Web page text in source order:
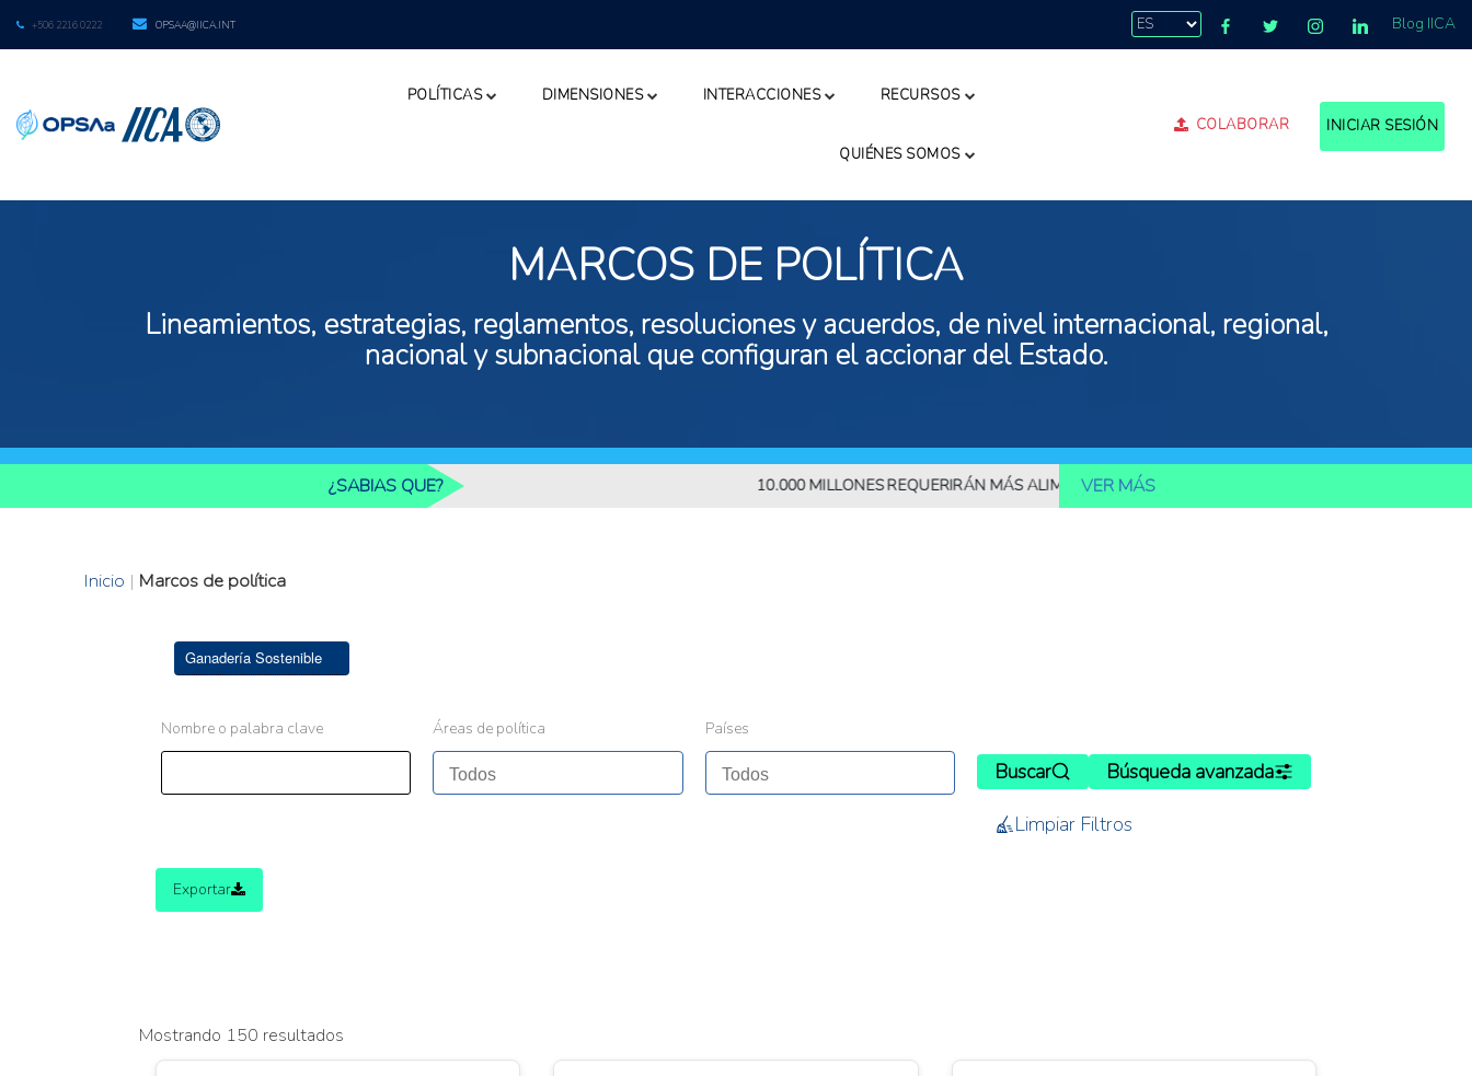
+506 2216 0222 OPSAA@IICA.INT Blog IICA
POLÍTICAS DIMENSIONES INTERACCIONES RECURSOS
QUIÉNES SOMOS
COLABORAR INICIAR SESIÓN
MARCOS DE POLÍTICA
Lineamientos, estrategias, reglamentos, resoluciones y acuerdos, de nivel internacional, regional,
nacional y subnacional que configuran el accionar del Estado.
¿SABIAS QUE? 10.000 MILLONES REQUERIRÁN MÁS ALIMENTOS10.000 MILLONES DE PERSONAS DEBERÁN SER
VER MÁS
Inicio | Marcos de política
Ganadería Sostenible
Nombre o palabra clave Áreas de política Países
Buscar
Búsqueda avanzada
Limpiar Filtros
Exportar
Mostrando 150 resultados